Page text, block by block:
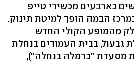
כארבעים מכשירי טייפ
הבמה הופך למיטת תינוק.
מהמופע הקולי החדש
בבית העמודים בנחלת
מסעדת "כרמלה בנחלה"),